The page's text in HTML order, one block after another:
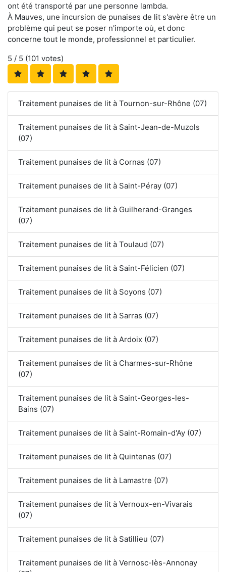
ont été transporté par une personne lambda.
À Mauves, une incursion de punaises de lit s'avère être un
problème qui peut se poser n'importe où, et donc
concerne tout le monde, professionnel et particulier.
5 / 5 (101 votes)
Traitement punaises de lit à Tournon-sur-Rhône (07)
Traitement punaises de lit à Saint-Jean-de-Muzols
(07)
Traitement punaises de lit à Cornas (07)
Traitement punaises de lit à Saint-Péray (07)
Traitement punaises de lit à Guilherand-Granges
(07)
Traitement punaises de lit à Toulaud (07)
Traitement punaises de lit à Saint-Félicien (07)
Traitement punaises de lit à Soyons (07)
Traitement punaises de lit à Sarras (07)
Traitement punaises de lit à Ardoix (07)
Traitement punaises de lit à Charmes-sur-Rhône
(07)
Traitement punaises de lit à Saint-Georges-les-
Bains (07)
Traitement punaises de lit à Saint-Romain-d'Ay (07)
Traitement punaises de lit à Quintenas (07)
Traitement punaises de lit à Lamastre (07)
Traitement punaises de lit à Vernoux-en-Vivarais
(07)
Traitement punaises de lit à Satillieu (07)
Traitement punaises de lit à Vernosc-lès-Annonay